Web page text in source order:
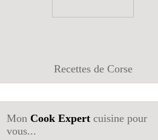
Recettes de Corse
Mon Cook Expert cuisine pour
vous...